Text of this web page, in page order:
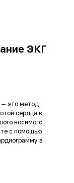
ЭКГ
— это метод
сердца в
носимого
с помощью
в